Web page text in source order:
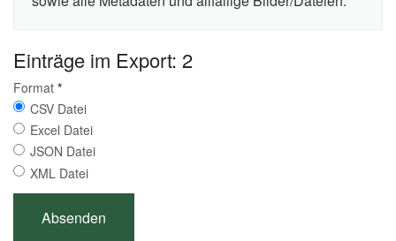
Einträge im Export: 2
Format *
CSV Datei
Excel Datei
JSON Datei
XML Datei